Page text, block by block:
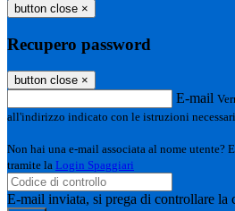
button close ×
Recupero password
button close ×
E-mail
all'indirizzo indicato con le istruzioni
Non hai una e-mail associata al nome utente?
tramite la Login Spaggiari
E-mail inviata, si prega di controllare la